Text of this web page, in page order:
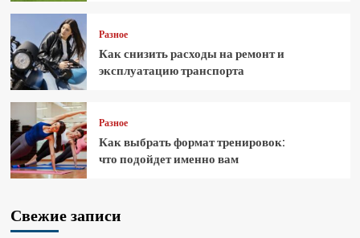
Разное
Как снизить расходы на ремонт и
эксплуатацию транспорта
Разное
Как выбрать формат тренировок:
что подойдет именно вам
Свежие записи